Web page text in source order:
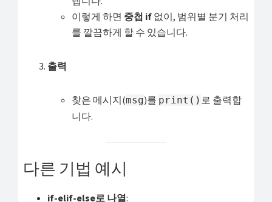
이렇게 하면 중첩 if 없이, 범위별 분기 처리
를 깔끔하게 할 수 있습니다.
출력
찾은 메시지(msg)를 print() 로 출력합
니다.
다른 기법 예시
if-elif-else로 나열: